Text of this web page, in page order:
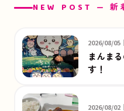
NEW POST — 新
2026/08/05
まんま
す！
2026/08/02